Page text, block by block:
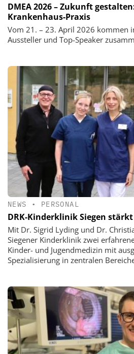
DMEA 2026 – Zukunft
Krankenhaus-Praxis
Vom 21. – 23. April 2026 kommen
Aussteller und Top-Speaker
NEWS • PERSONAL
DRK-Kinderklinik Siegen
Mit Dr. Sigrid Lyding und Dr.
Siegener Kinderklinik zwei
Kinder- und Jugendmedizin mit
Spezialisierung in zentralen